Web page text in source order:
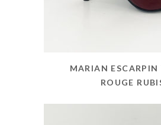
MARIAN ESCARPIN
ROUGE